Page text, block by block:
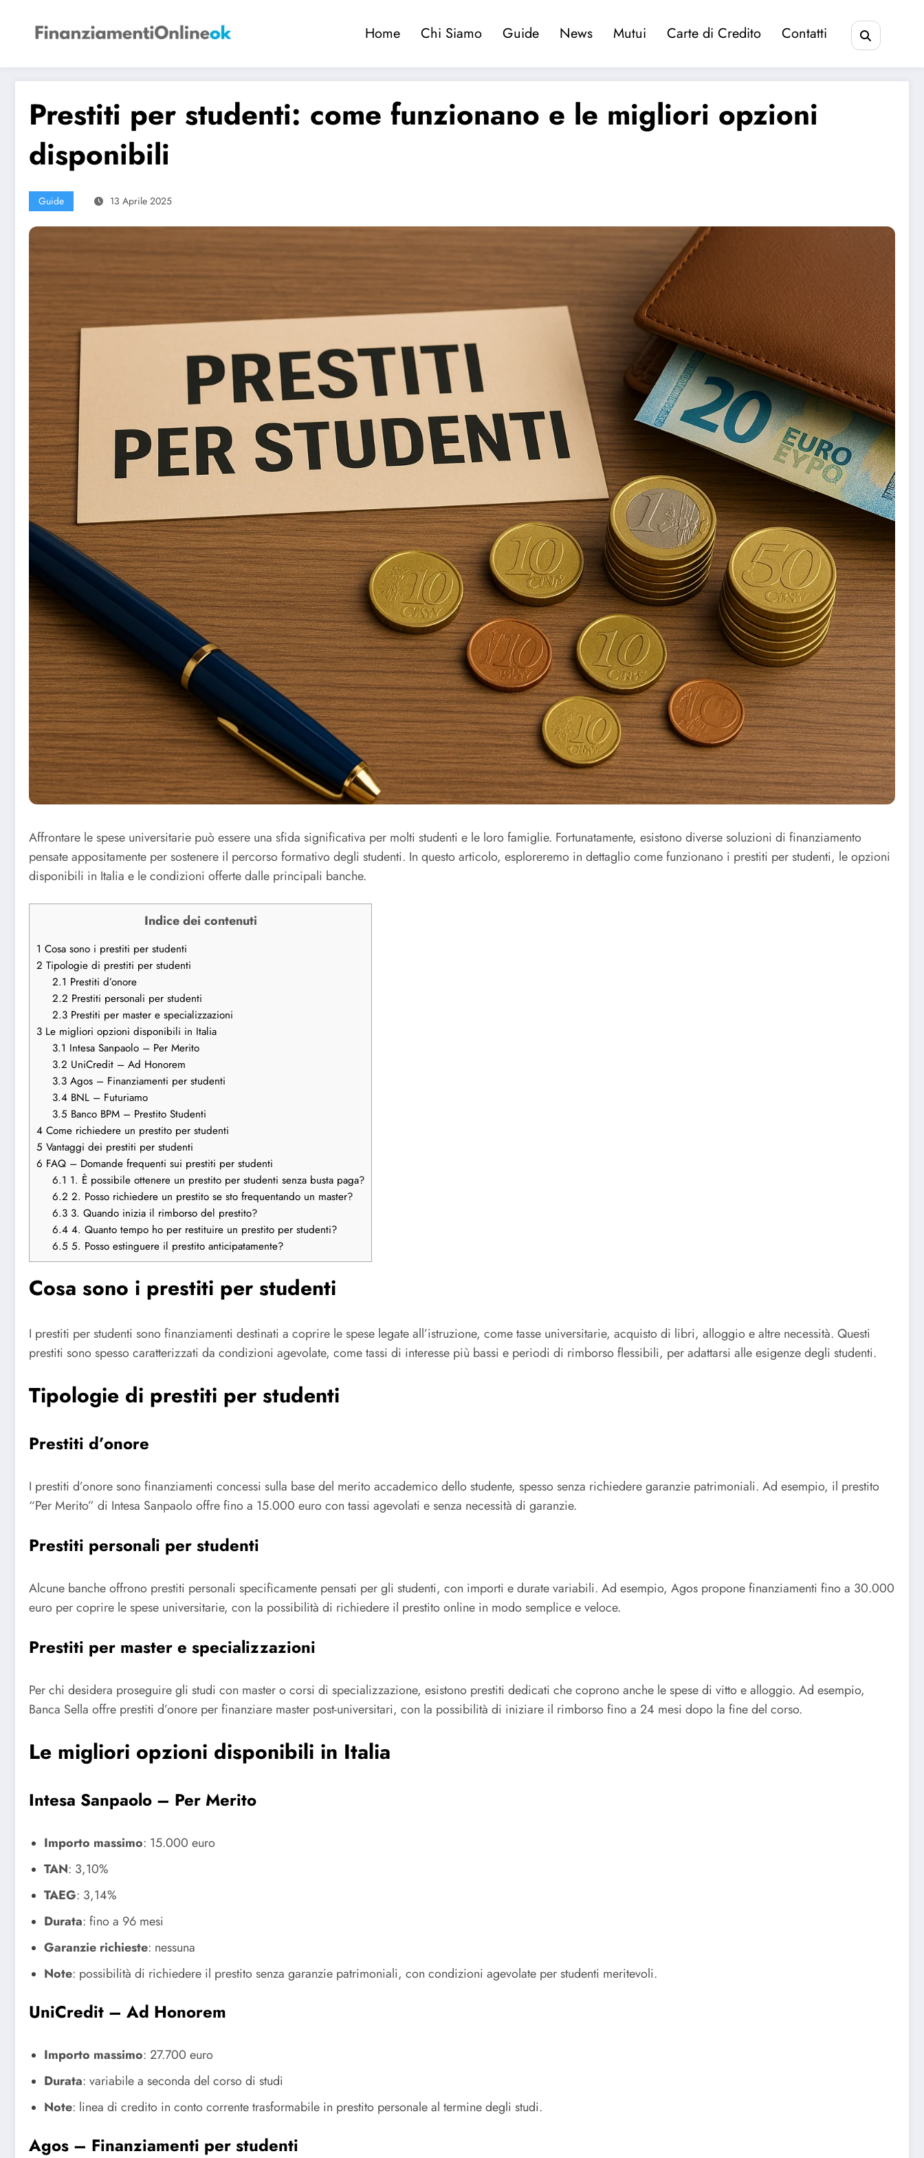
contenuto
Home Chi Siamo Guide News Mutui Carte di Credito Contatti
Prestiti per studenti: come funzionano e le migliori opzioni
disponibili
Guide 13 Aprile 2025
Affrontare le spese universitarie può essere una sfida significativa per molti studenti e le loro famiglie. Fortunatamente, esistono diverse soluzioni di finanziamento
pensate appositamente per sostenere il percorso formativo degli studenti. In questo articolo, esploreremo in dettaglio come funzionano i prestiti per studenti, le opzioni
disponibili in Italia e le condizioni offerte dalle principali banche.
Indice dei contenuti
1 Cosa sono i prestiti per studenti
2 Tipologie di prestiti per studenti
2.1 Prestiti d’onore
2.2 Prestiti personali per studenti
2.3Prestiti per master e specializzazioni
3 Le migliori opzioni disponibili in Italia
3.1 Intesa Sanpaolo – Per Merito
3.2 UniCredit – Ad Honorem
3.3Agos – Finanziamenti per studenti
3.4BNL – Futuriamo
3.5 Banco BPM – Prestito Studenti
4 Come richiedere un prestito per studenti
5 Vantaggi dei prestiti per studenti
6 FAQ – Domande frequenti sui prestiti per studenti
6.1 1. È possibile ottenere un prestito per studenti senza busta paga?
6.2 2. Posso richiedere un prestito se sto frequentando un master?
6.33. Quando inizia il rimborso del prestito?
6.44. Quanto tempo ho per restituire un prestito per studenti?
6.5 5. Posso estinguere il prestito anticipatamente?
Cosa sono i prestiti per studenti
I prestiti per studenti sono finanziamenti destinati a coprire le spese legate all’istruzione, come tasse universitarie, acquisto di libri, alloggio e altre necessità. Questi
prestiti sono spesso caratterizzati da condizioni agevolate, come tassi di interesse più bassi e periodi di rimborso flessibili, per adattarsi alle esigenze degli studenti.
Tipologie di prestiti per studenti
Prestiti d’onore
I prestiti d’onore sono finanziamenti concessi sulla base del merito accademico dello studente, spesso senza richiedere garanzie patrimoniali. Ad esempio, il prestito
“Per Merito” di Intesa Sanpaolo offre fino a 15.000 euro con tassi agevolati e senza necessità di garanzie.
Prestiti personali per studenti
Alcune banche offrono prestiti personali specificamente pensati per gli studenti, con importi e durate variabili. Ad esempio, Agos propone finanziamenti fino a 30.000
euro per coprire le spese universitarie, con la possibilità di richiedere il prestito online in modo semplice e veloce.
Prestiti per master e specializzazioni
Per chi desidera proseguire gli studi con master o corsi di specializzazione, esistono prestiti dedicati che coprono anche le spese di vitto e alloggio. Ad esempio,
Banca Sella offre prestiti d’onore per finanziare master post-universitari, con la possibilità di iniziare il rimborso fino a 24 mesi dopo la fine del corso.
Le migliori opzioni disponibili in Italia
Intesa Sanpaolo – Per Merito
Importo massimo: 15.000 euro
TAN: 3,10%
TAEG: 3,14%
Durata: fino a 96 mesi
Garanzie richieste: nessuna
Note: possibilità di richiedere il prestito senza garanzie patrimoniali, con condizioni agevolate per studenti meritevoli.
UniCredit – Ad Honorem
Importo massimo: 27.700 euro
Durata: variabile a seconda del corso di studi
Note: linea di credito in conto corrente trasformabile in prestito personale al termine degli studi.
Agos – Finanziamenti per studenti